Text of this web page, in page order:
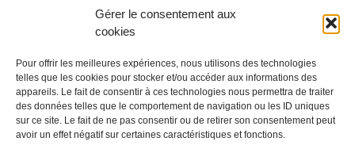
Gérer le consentement aux
cookies
Pour offrir les meilleures expériences, nous utilisons des technologies
telles que les cookies pour stocker et/ou accéder aux informations des
appareils. Le fait de consentir à ces technologies nous permettra de traiter
des données telles que le comportement de navigation ou les ID uniques
sur ce site. Le fait de ne pas consentir ou de retirer son consentement peut
avoir un effet négatif sur certaines caractéristiques et fonctions.
Newton discomobile
Location de tireuse à bière :
Les Frères Brasseurs à Aucamville